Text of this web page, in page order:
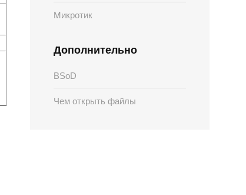
Микротик
Дополнительно
BSoD
Чем открыть файлы